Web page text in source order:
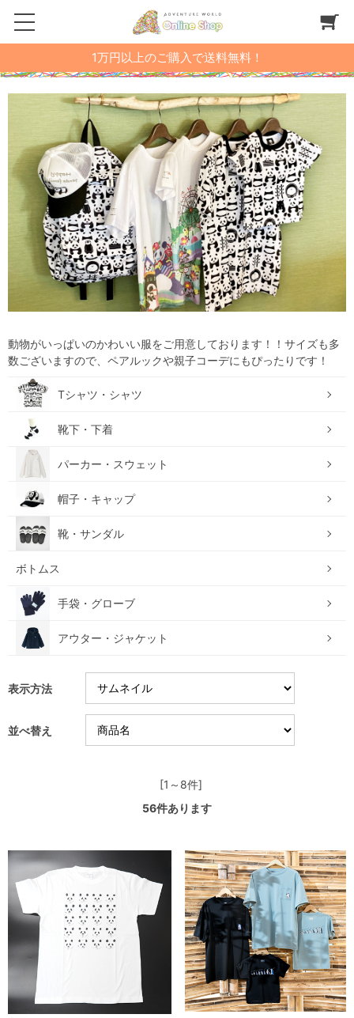
1万円以上のご購入で送料無料！
動物がいっぱいのかわいい服をご用意しております！！サイズも多
数ございますので、ペアルックや親子コーデにもぴったりです！
Tシャツ・シャツ
靴下・下着
パーカー・スウェット
帽子・キャップ
靴・サンダル
ボトムス
手袋・グローブ
アウター・ジャケット
表示方法
並べ替え
[1～8件]
56件あります